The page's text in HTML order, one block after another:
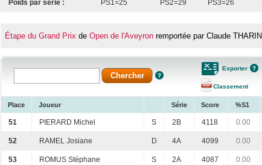
Poids par série : PS1=25 PS2=29 PS3=26
Étape du Grand Prix de Open de l'Aveyronremportée par Claude THARIN
Exporter
Classement
Place Joueur Série Score %S1
51 PIERARD Michel S 2B 4118 0.00
52 RAMEL Josiane D 4A 4099 0.00
53 ROMUS Stéphane S 2A 4087 0.00